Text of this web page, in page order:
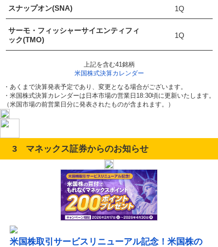
スナップオン(SNA) 1Q
サーモ・フィッシャーサイエンティフィ
ック(TMO)
1Q
上記を含む41銘柄
米国株式決算カレンダー
・あくまで決算発表予定であり、変更となる場合がございます。
・米国株式決算カレンダーは日本市場の営業日18:30頃に更新いたします。
（米国市場の前営業日分に発表されたものが含まれます。）
3 マネックス証券からのお知らせ
米国株取引サービスリニューアル記念！米国株の